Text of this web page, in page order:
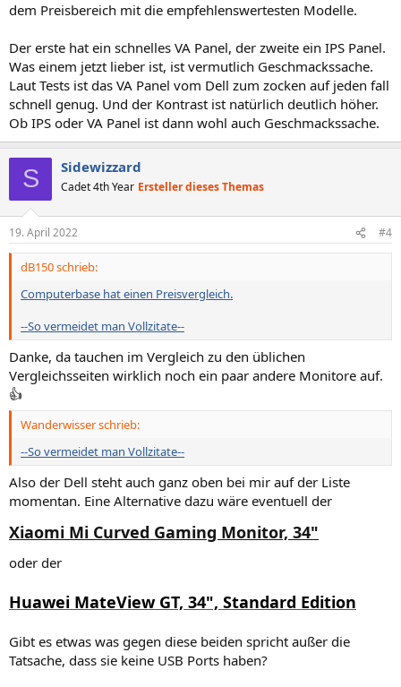
dem Preisbereich mit die empfehlenswertesten Modelle.
Der erste hat ein schnelles VA Panel, der zweite ein IPS Panel.
Was einem jetzt lieber ist, ist vermutlich Geschmackssache.
Laut Tests ist das VA Panel vom Dell zum zocken auf jeden fall
schnell genug. Und der Kontrast ist natürlich deutlich höher.
Ob IPS oder VA Panel ist dann wohl auch Geschmackssache.
S Sidewizzard
Cadet 4th Year Ersteller dieses Themas
19. April 2022 #4
dB150 schrieb:
Computerbase hat einen Preisvergleich.
--So vermeidet man Vollzitate--
Danke, da tauchen im Vergleich zu den üblichen
Vergleichsseiten wirklich noch ein paar andere Monitore auf.
👍
Wanderwisser schrieb:
--So vermeidet man Vollzitate--
Also der Dell steht auch ganz oben bei mir auf der Liste
momentan. Eine Alternative dazu wäre eventuell der
Xiaomi Mi Curved Gaming Monitor, 34"
oder der
Huawei MateView GT, 34", Standard Edition
Gibt es etwas was gegen diese beiden spricht außer die
Tatsache, dass sie keine USB Ports haben?